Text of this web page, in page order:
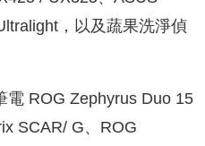
，以及蔬果洗淨偵
電 ROG Zephyrus Duo 15
SCAR/ G、ROG